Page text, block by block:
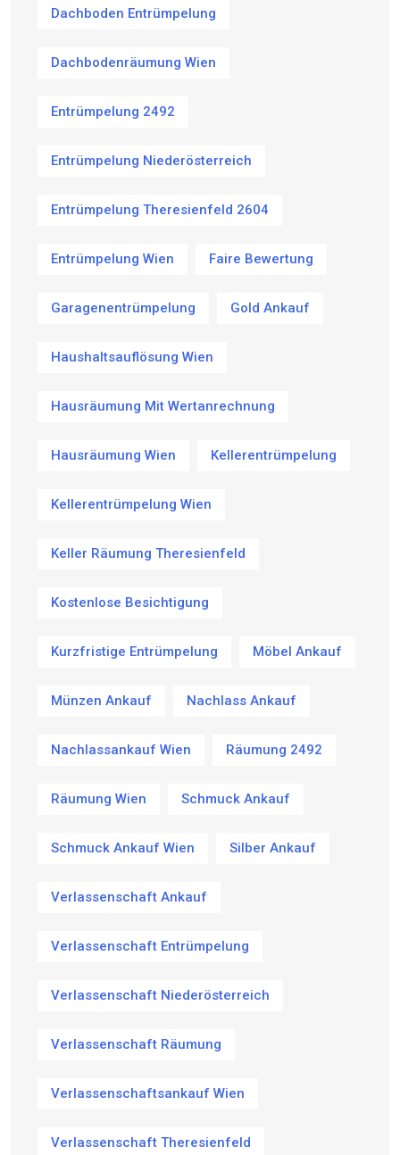
Dachboden Entrümpelung
Dachbodenräumung Wien
Entrümpelung 2492
Entrümpelung Niederösterreich
Entrümpelung Theresienfeld 2604
Entrümpelung Wien Faire Bewertung
Garagenentrümpelung Gold Ankauf
Haushaltsauflösung Wien
Hausräumung Mit Wertanrechnung
Hausräumung Wien Kellerentrümpelung
Kellerentrümpelung Wien
Keller Räumung Theresienfeld
Kostenlose Besichtigung
Kurzfristige Entrümpelung Möbel Ankauf
Münzen Ankauf Nachlass Ankauf
Nachlassankauf Wien Räumung 2492
Räumung Wien Schmuck Ankauf
Schmuck Ankauf Wien Silber Ankauf
Verlassenschaft Ankauf
Verlassenschaft Entrümpelung
Verlassenschaft Niederösterreich
Verlassenschaft Räumung
Verlassenschaftsankauf Wien
Verlassenschaft Theresienfeld